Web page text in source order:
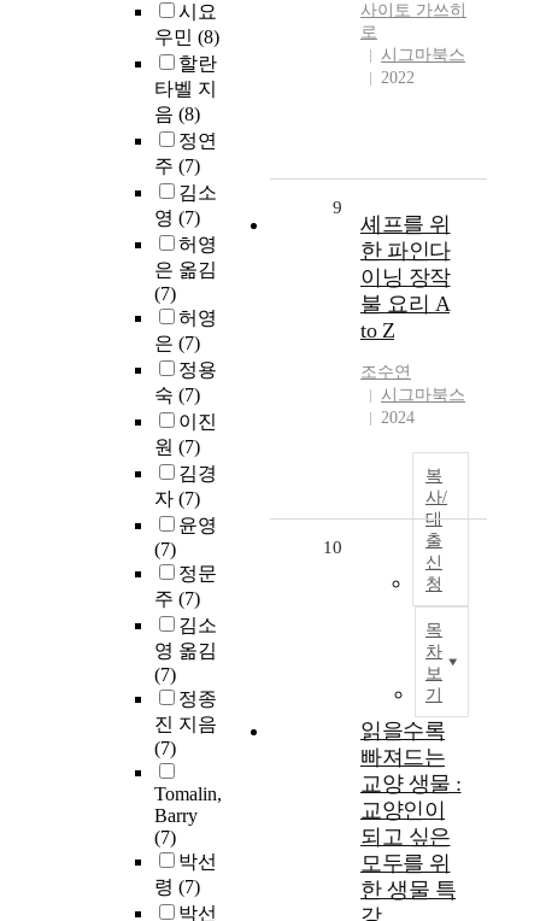
시요
우민 (8)
할란
타벨 지
음 (8)
정연
주 (7)
김소
영 (7)
허영
은 옮김
(7)
허영
은 (7)
정용
숙 (7)
이진
원 (7)
김경
자 (7)
윤영
(7)
정문
주 (7)
김소
영 옮김
(7)
정종
진 지음
(7)
Tomalin,
Barry
(7)
박선
령 (7)
박선
사이토 가쓰히
로
시그마북스
2022
9
셰프를 위
한 파인다
이닝 장작
불 요리 A
to Z
조수연
시그마북스
2024
복
사/
대
출
신
청
목
차
보
기
10
읽을수록
빠져드는
교양 생물 :
교양인이
되고 싶은
모두를 위
한 생물 특